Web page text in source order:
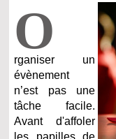
O
rganiser un
évènement
n’est pas une
tâche facile.
Avant d'affoler
les papilles de